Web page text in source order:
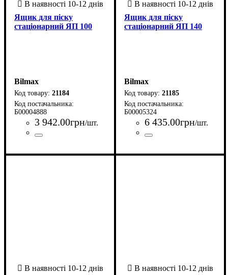
Ящик для піску
стаціонарний ЯП 100
Bilmax
21184
Б00004888
3 942.00грн/шт.
Ящик для піску
стаціонарний ЯП 140
Bilmax
21185
Б00005324
6 435.00грн/шт.